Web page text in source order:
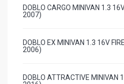
DOBLO CARGO MINIVAN 1.3
2007)
DOBLO EX MINIVAN 1.3 16V
2006)
DOBLO ATTRACTIVE MINIVAN